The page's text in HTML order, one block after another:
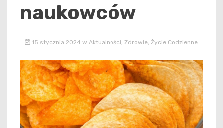
naukowców
15 stycznia 2024 w Aktualności Zdrowie, Życie Codzienne